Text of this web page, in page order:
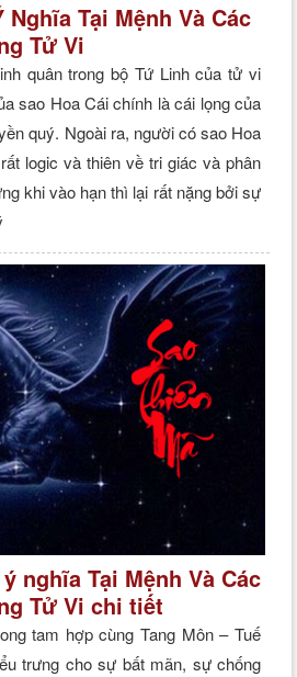
Nghĩa Tại Mệnh Và Các
Tử Vi
quân trong bộ Tứ Linh của tử vi
sao Hoa Cái chính là cái lọng của
quý. Ngoài ra, người có sao Hoa
logic và thiên về tri giác và phân
khi vào hạn thì lại rất nặng bởi sự
nghĩa Tại Mệnh Và Các
Tử Vi chi tiết
tam hợp cùng Tang Môn – Tuế
trưng cho sự bất mãn, sự chống